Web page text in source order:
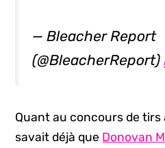
— Bleacher Report
(@BleacherReport)
Quant au concours de tirs
savait déjà que Donovan